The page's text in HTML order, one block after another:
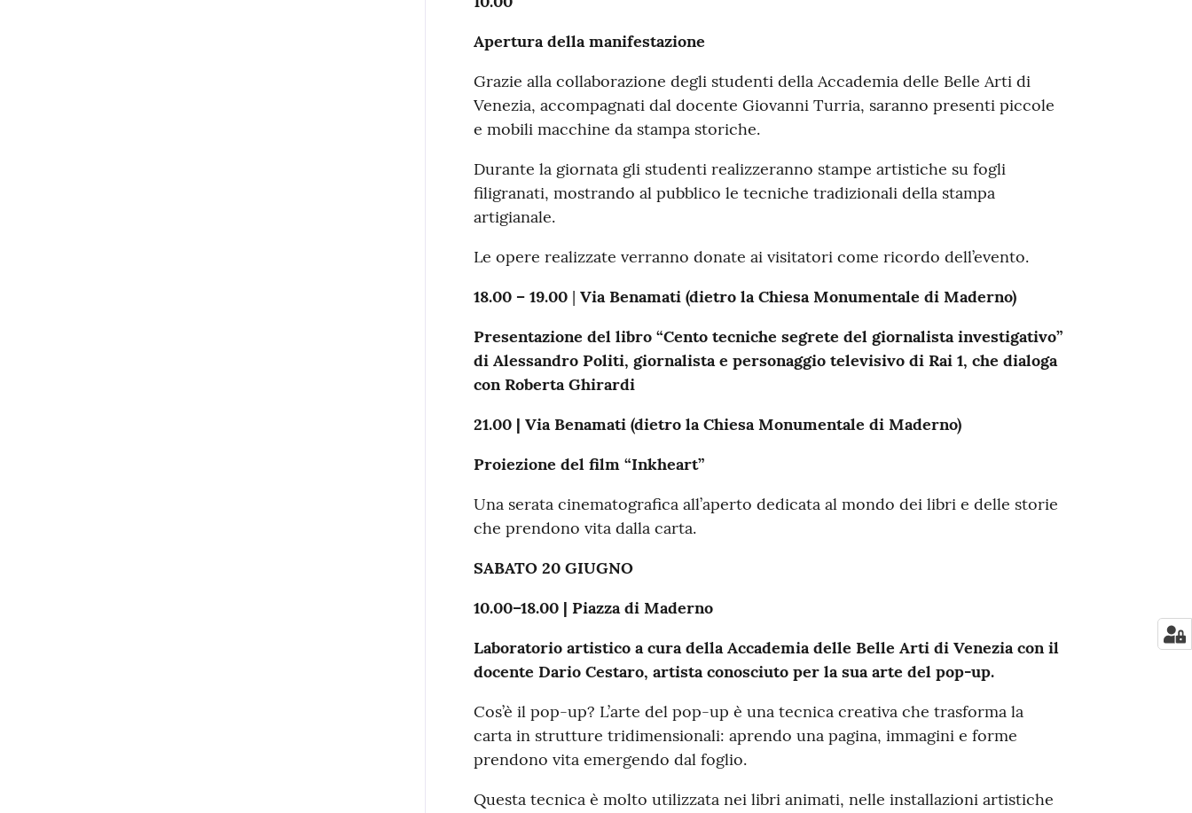
Apertura della manifestazione
Grazie alla collaborazione degli studenti della Accademia delle Belle Arti di
Venezia, accompagnati dal docente Giovanni Turria, saranno presenti piccole
e mobili macchine da stampa storiche.
Durante la giornata gli studenti realizzeranno stampe artistiche su fogli
filigranati, mostrando al pubblico le tecniche tradizionali della stampa
artigianale.
Le opere realizzate verranno donate ai visitatori come ricordo dell’evento.
18.00 – 19.00| Via Benamati (dietro la Chiesa Monumentale di Maderno)
Presentazione del libro “Cento tecniche segrete del giornalista investigativo”
di Alessandro Politi, giornalista e personaggio televisivo di Rai 1, che dialoga
con Roberta Ghirardi
21.00 | Via Benamati (dietro la Chiesa Monumentale di Maderno)
Proiezione del film “Inkheart”
Una serata cinematografica all’aperto dedicata al mondo dei libri e delle storie
che prendono vita dalla carta.
SABATO 20 GIUGNO
10.00–18.00 | Piazza di Maderno
Laboratorio artistico a cura della Accademia delle Belle Arti di Venezia con il
docente Dario Cestaro, artista conosciuto per la sua arte del pop-up.
Cos’è il pop-up? L’arte del pop-up è una tecnica creativa che trasforma la
carta in strutture tridimensionali: aprendo una pagina, immagini e forme
prendono vita emergendo dal foglio.
Questa tecnica è molto utilizzata nei libri animati, nelle installazioni artistiche